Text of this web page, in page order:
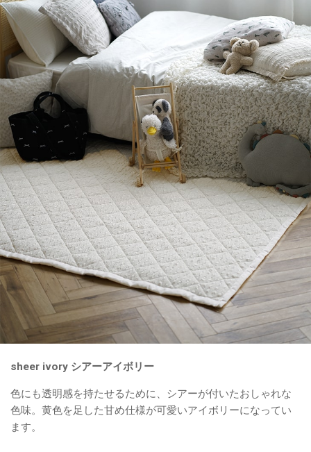
sheer ivory シアーアイボリー
色にも透明感を持たせるために、シアーが付いたおしゃれな
色味。黄色を足した甘め仕様が可愛いアイボリーになってい
ます。